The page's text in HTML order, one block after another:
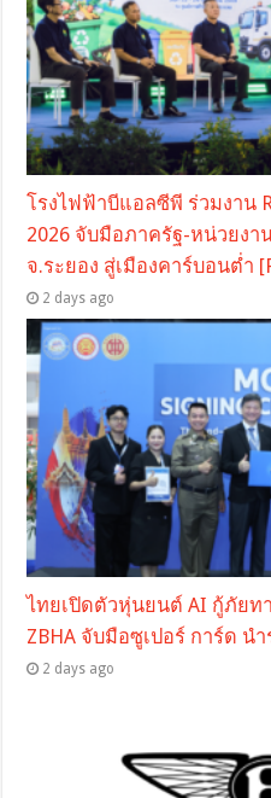
โรงไฟฟ้าบีแอลซีพี ร่วมงาน
2026 จับมือภาครัฐ-หน่วยง
จ.ระยอง สู่เมืองคาร์บอนต่ำ
2 days ago
ไทยเปิดตัวหุ่นยนต์ AI กู้ภัยท
ZBHA จับมือซูเปอร์ การ์ด นำ
2 days ago